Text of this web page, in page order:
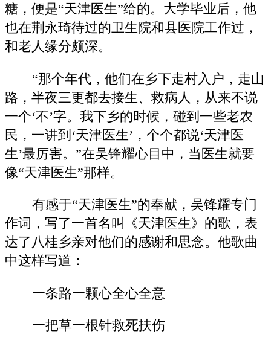
糖，便是“天津医生”给的。大学毕业后，他
也在荆永琦待过的卫生院和县医院工作过，
和老人缘分颇深。
“那个年代，他们在乡下走村入户，走山
路，半夜三更都去接生、救病人，从来不说
一个‘不’字。我下乡的时候，碰到一些老农
民，一讲到‘天津医生’，个个都说‘天津医
生’最厉害。”在吴锋耀心目中，当医生就要
像“天津医生”那样。
有感于“天津医生”的奉献，吴锋耀专门
作词，写了一首名叫《天津医生》的歌，表
达了八桂乡亲对他们的感谢和思念。他歌曲
中这样写道：
一条路一颗心全心全意
一把草一根针救死扶伤